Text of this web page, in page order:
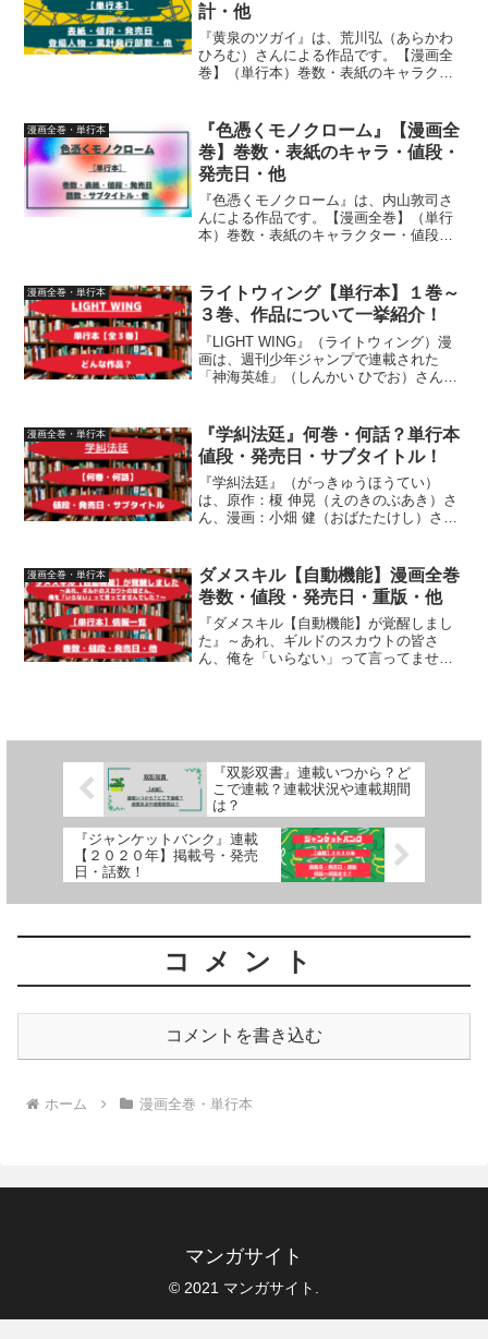
計・他
『黄泉のツガイ』は、荒川弘（あらかわ
ひろむ）さんによる作品です。【漫画全
巻】（単行本）巻数・表紙のキャラクタ
す
漫画全巻・単行本
『色憑くモノクローム』【漫画全
巻】巻数・表紙のキャラ・値段・
発売日・他
『色憑くモノクローム』は、内山敦司さ
んによる作品です。【漫画全巻】（単行
本）巻数・表紙のキャラクター・値段・
漫画全巻・単行本
ライトウィング【単行本】１巻～
３巻、作品について一挙紹介！
『LIGHT WING』（ライトウィング）漫
画は、週刊少年ジャンプで連載された
「神海英雄」（しんかい ひでお）さんに
詳しく紹介しています
漫画全巻・単行本
『学糾法廷』何巻・何話？単行本
値段・発売日・サブタイトル！
『学糾法廷』（がっきゅうほうてい）
は、原作：榎 伸晃（えのきのぶあき）さ
ん、漫画：小畑 健（おばたたけし）さん
イトルについて詳しく紹介しています
漫画全巻・単行本
ダメスキル【自動機能】漫画全巻
巻数・値段・発売日・重版・他
『ダメスキル【自動機能】が覚醒しまし
た』～あれ、ギルドのスカウトの皆さ
ん、俺を「いらない」って言ってません
『双影双書』連載いつから？ど
こで連載？連載状況や連載期間
は？
『ジャンケットバンク』連載
【２０２０年】掲載号・発売
日・話数！
コメント
コメントを書き込む
ホーム 漫画全巻・単行本
マンガサイト
© 2021 マンガサイト.